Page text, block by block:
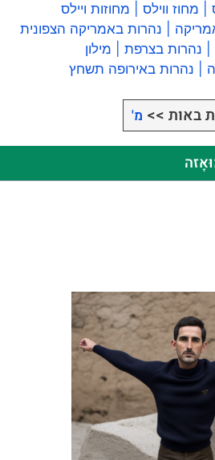
| מחוז ווילס | מחוזות ויילס
| נהרות באמריקה הצפונית
נהרות בצרפת | מילון
| נהרות באירופה תשחץ
באות >> מ'